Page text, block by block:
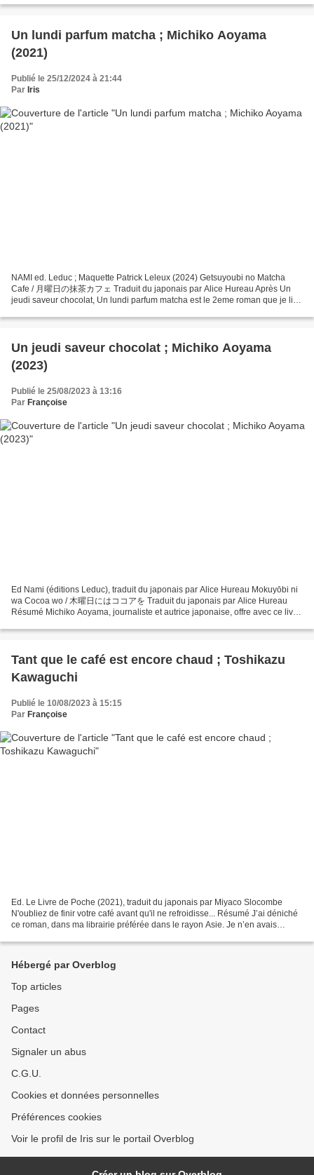
Un lundi parfum matcha ; Michiko Aoyama
(2021)
Publié le 25/12/2024 à 21:44
Par Iris
NAMI ed. Leduc ; Maquette Patrick Leleux (2024) Getsuyoubi no Matcha
Cafe / 月曜日の抹茶カフェ Traduit du japonais par Alice Hureau Après Un
jeudi saveur chocolat, Un lundi parfum matcha est le 2eme roman que je lis
Un jeudi saveur chocolat ; Michiko Aoyama
(2023)
Publié le 25/08/2023 à 13:16
Par Françoise
Ed Nami (éditions Leduc), traduit du japonais par Alice Hureau Mokuyōbi ni
wa Cocoa wo / 木曜日にはココアを Traduit du japonais par Alice Hureau
Résumé Michiko Aoyama, journaliste et autrice japonaise, offre avec ce livre
Tant que le café est encore chaud ; Toshikazu
Kawaguchi
Publié le 10/08/2023 à 15:15
Par Françoise
Ed. Le Livre de Poche (2021), traduit du japonais par Miyaco Slocombe
N'oubliez de finir votre café avant qu'il ne refroidisse... Résumé J’ai déniché
ce roman, dans ma librairie préférée dans le rayon Asie. Je n’en avais
Hébergé par Overblog
Top articles
Pages
Contact
Signaler un abus
C.G.U.
Cookies et données personnelles
Préférences cookies
Voir le profil de Iris sur le portail Overblog